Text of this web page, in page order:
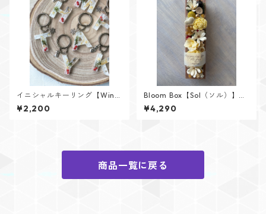
イニシャルキーリング【Wint
er Memoryシリーズ】
¥2,200
Bloom Box【Sol（ソル）】メ
ッセージカード付けられます✨
¥4,290
商品一覧に戻る